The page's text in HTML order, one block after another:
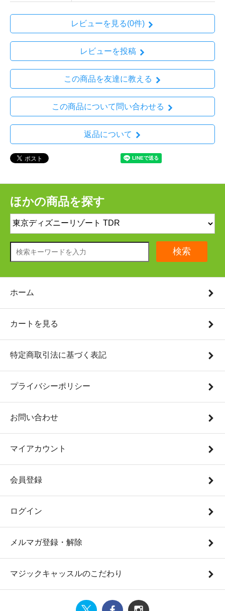
レビューを見る(0件)
レビューを投稿
この商品を友達に教える
この商品について問い合わせる
返品について
ほかの商品を探す
検索
ホーム
カートを見る
特定商取引法に基づく表記
プライバシーポリシー
お問い合わせ
マイアカウント
会員登録
ログイン
メルマガ登録・解除
マジックキャッスルのこだわり